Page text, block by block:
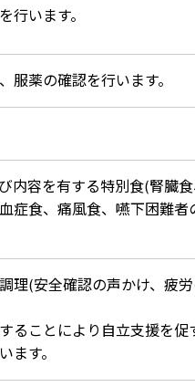
行います。
服薬の確認を行います。
内容を有する特別食(腎臓
症食、痛風食、嚥下困難者
理(安全確認の声かけ、疲
ることにより自立支援を促
ます。